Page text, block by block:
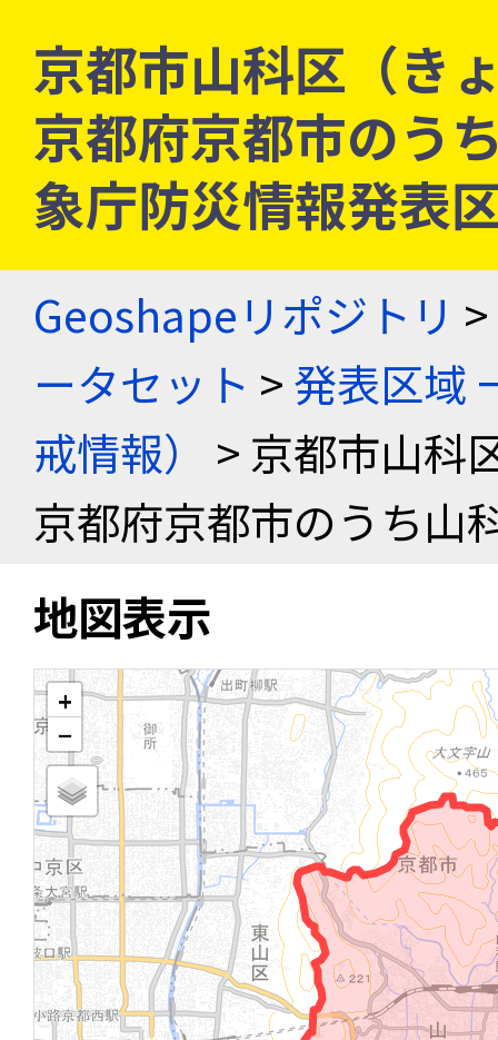
京都市山科区（き
京都府京都市のう
象庁防災情報発表
Geoshapeリポジトリ >
ータセット >発表区域
戒情報）
> 京都市山科
京都府京都市のうち山
地図表示
+
−